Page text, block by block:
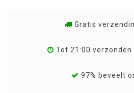
Gratis
Tot 21:00
97% beveelt